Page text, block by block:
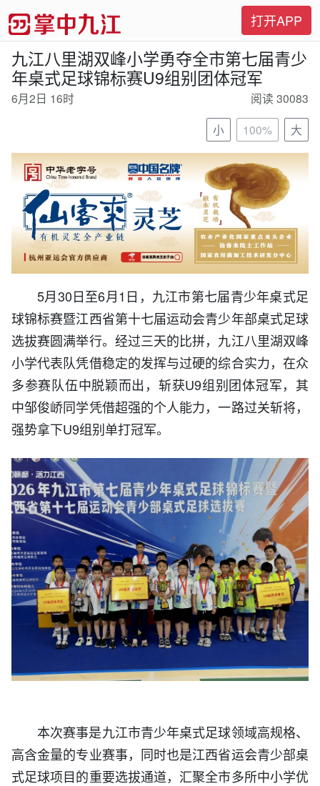
打开APP
九江八里湖双峰小学勇夺全市第七届青少
年桌式足球锦标赛U9组别团体冠军
6月2日 16时
阅读 30083
小
100% 大
5月30日至6月1日，九江市第七届青少年桌式足
球锦标赛暨江西省第十七届运动会青少年部桌式足球
选拔赛圆满举行。经过三天的比拼，九江八里湖双峰
小学代表队凭借稳定的发挥与过硬的综合实力，在众
多参赛队伍中脱颖而出，斩获U9组别团体冠军，其
中邹俊峤同学凭借超强的个人能力，一路过关斩将，
强势拿下U9组别单打冠军。
本次赛事是九江市青少年桌式足球领域高规格、
高含金量的专业赛事，同时也是江西省运会青少部桌
式足球项目的重要选拔通道，汇聚全市多所中小学优